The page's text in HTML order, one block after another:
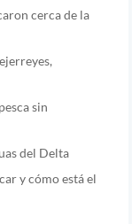
cerca de la
sin
del Delta
y cómo está el